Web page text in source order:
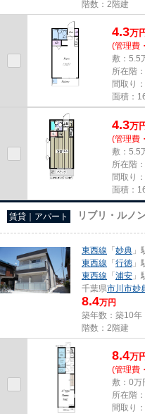
階数：2階建
4.3万
(管理費
敷：5.5
所在階
間取り
面積：
4.3万
(管理費
敷：5.5
所在階
間取り
面積：
賃貸｜アパート リブリ・ルノン
東西線 「妙典 」
東西線 「行徳 」
東西線 「浦安 」
千葉県市川市妙
8.4万円
築年数：築10年
階数：2階建
8.4万
(管理費
敷：0万
所在階
間取り